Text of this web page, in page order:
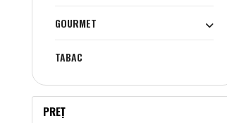
GOURMET
TABAC
PREȚ